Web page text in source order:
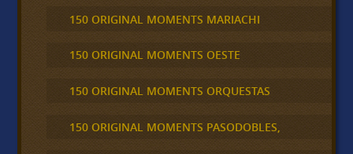
150 ORIGINAL MOMENTS MARIACHI
150 ORIGINAL MOMENTS OESTE
150 ORIGINAL MOMENTS ORQUESTAS
150 ORIGINAL MOMENTS PASODOBLES,